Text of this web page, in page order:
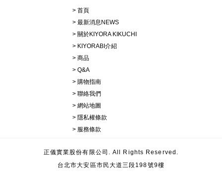
首頁
最新消息NEWS
關於KIYORA KIKUCHI
KIYORABI介紹
商品
Q&A
購物指南
聯絡我們
網站地圖
隱私權條款
服務條款
正儀實業股份有限公司. All Rights Reserved.
台北市大安區市民大道三段198號9樓